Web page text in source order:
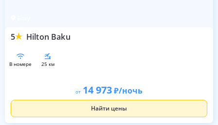
5 Hilton Baku
в номере 25 км
от 14 973 /ночь
Найти цены